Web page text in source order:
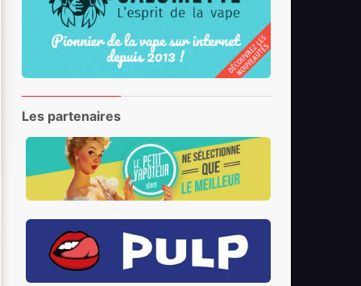
Les partenaires